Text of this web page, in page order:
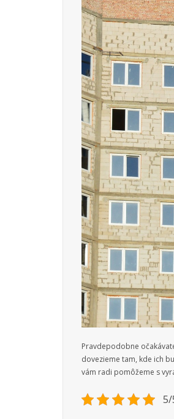
Pravdepodobne
dovezieme tam, kde ich
vám radi pomôžeme s
5/